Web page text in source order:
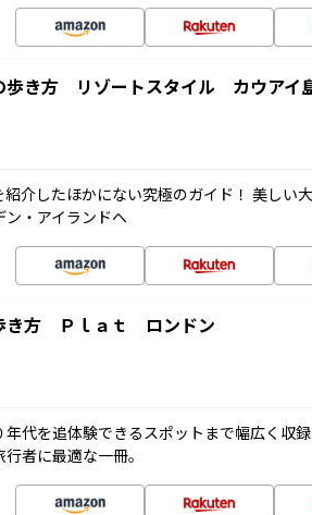
き方 リゾートスタイル カウアイ
紹介したほかにない究極のガイド！ 美しい
・アイランドへ
き方 Ｐｌａｔ ロンドン
年代を追体験できるスポットまで幅広く収
者に最適な一冊。